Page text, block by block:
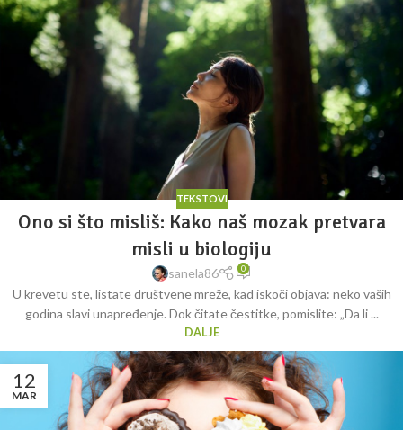
TEKSTOVI
Ono si što misliš: Kako naš mozak pretvara
misli u biologiju
sanela86 0
U krevetu ste, listate društvene mreže, kad iskoči objava: neko vaših
godina slavi unapređenje. Dok čitate čestitke, pomislite: „Da li ...
DALJE
12
MAR